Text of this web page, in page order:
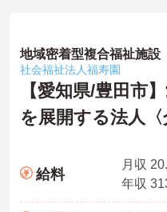
地域密着型複合福祉施
社会福祉法人福寿園
【愛知県/豊田市
を展開する法人〈
給料